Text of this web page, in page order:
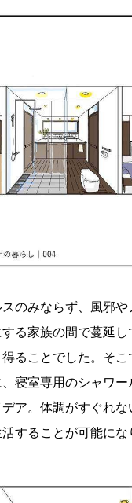
のみならず、風邪や
る家族の間で蔓延
ることでした。そ
寝室専用のシャワー
ア。体調がすぐれ
することが可能にな